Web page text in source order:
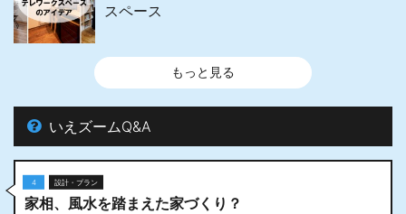
スペース
もっと見る
いえズームQ&A
4 設計・プラン
家相、風水を踏まえた家づくり？